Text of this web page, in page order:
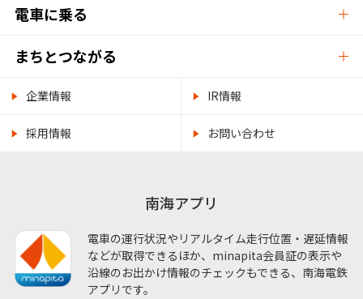
電車に乗る
まちとつながる
企業情報 IR情報
採用情報 お問い合わせ
南海アプリ
電車の運行状況やリアルタイム走行位置・遅延情報
などが取得できるほか、minapita会員証の表示や
沿線のお出かけ情報のチェックもできる、南海電鉄
アプリです。